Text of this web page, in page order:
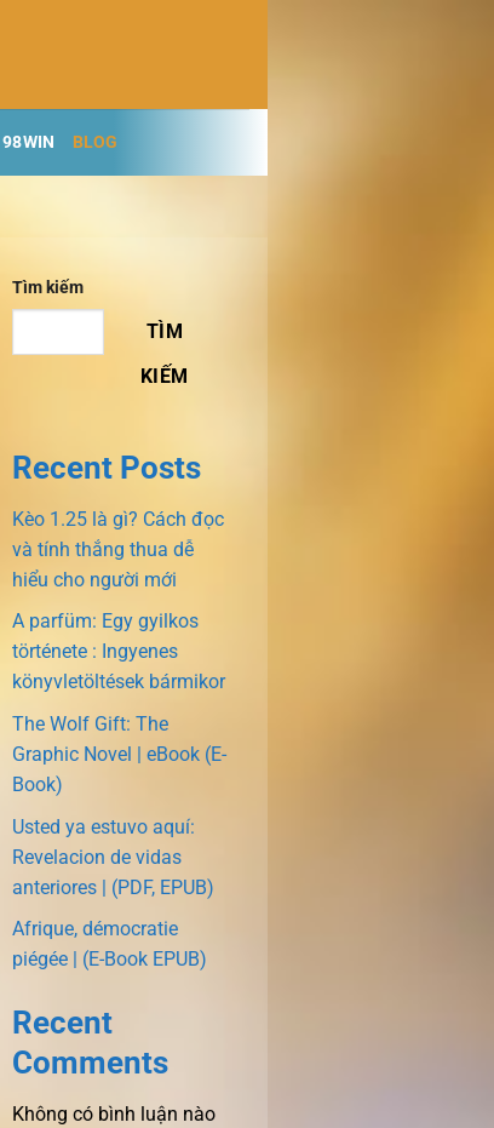
BLOG
Tìm kiếm
TÌM
KIẾM
Recent Posts
Kèo 1.25 là gì? Cách đọc
và tính thắng thua dễ
hiểu cho người mới
A parfüm: Egy gyilkos
története : Ingyenes
könyvletöltések bármikor
The Wolf Gift: The
Graphic Novel | eBook (E-
Book)
Usted ya estuvo aquí:
Revelacion de vidas
anteriores | (PDF, EPUB)
Afrique, démocratie
piégée | (E-Book EPUB)
Recent
Comments
Không có bình luận nào